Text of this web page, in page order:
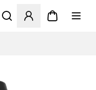
Odpre Modal za prijavo ali